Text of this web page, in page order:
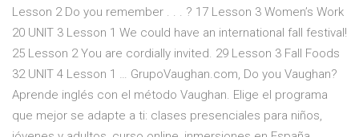
Lesson 2 Do you remember . . . ? 17 Lesson 3 Women’s Work
20 UNIT 3 Lesson 1 We could have an international fall festival!
25 Lesson 2 You are cordially invited. 29 Lesson 3 Fall Foods
32 UNIT 4 Lesson 1 … GrupoVaughan.com, Do you Vaughan?
Aprende inglés con el método Vaughan. Elige el programa
que mejor se adapte a ti: clases presenciales para niños,